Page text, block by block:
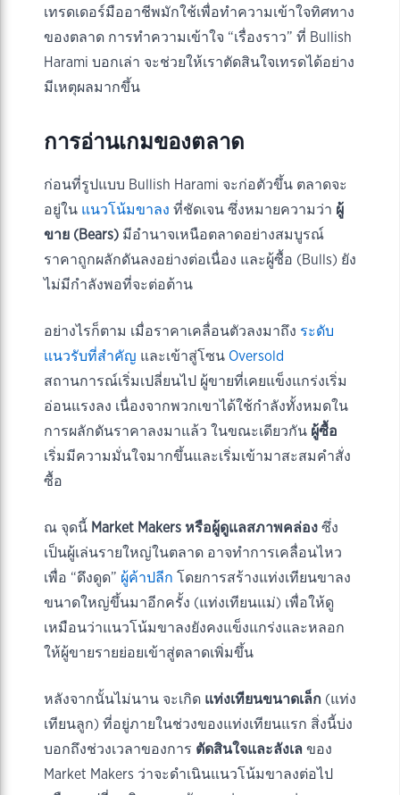
เทรดเดอร์มืออาชีพมักใช้เพื่อทำความเข้าใจทิศทาง
ของตลาด การทำความเข้าใจ “เรื่องราว” ที่ Bullish
Harami บอกเล่า จะช่วยให้เราตัดสินใจเทรดได้อย่าง
มีเหตุผลมากขึ้น
การอ่านเกมของตลาด
ก่อนที่รูปแบบ Bullish Harami จะก่อตัวขึ้น ตลาดจะ
อยู่ใน แนวโน้มขาลง ที่ชัดเจน ซึ่งหมายความว่า ผู้
ขาย (Bears) มีอำนาจเหนือตลาดอย่างสมบูรณ์
ราคาถูกผลักดันลงอย่างต่อเนื่อง และผู้ซื้อ (Bulls) ยัง
ไม่มีกำลังพอที่จะต่อต้าน
อย่างไรก็ตาม เมื่อราคาเคลื่อนตัวลงมาถึง ระดับ
แนวรับที่สำคัญ และเข้าสู่โซน Oversold
สถานการณ์เริ่มเปลี่ยนไป ผู้ขายที่เคยแข็งแกร่งเริ่ม
อ่อนแรงลง เนื่องจากพวกเขาได้ใช้กำลังทั้งหมดใน
การผลักดันราคาลงมาแล้ว ในขณะเดียวกัน ผู้ซื้อ
เริ่มมีความมั่นใจมากขึ้นและเริ่มเข้ามาสะสมคำสั่ง
ซื้อ
ณ จุดนี้ Market Makers หรือผู้ดูแลสภาพคล่อง ซึ่ง
เป็นผู้เล่นรายใหญ่ในตลาด อาจทำการเคลื่อนไหว
เพื่อ “ดึงดูด” ผู้ค้าปลีก โดยการสร้างแท่งเทียนขาลง
ขนาดใหญ่ขึ้นมาอีกครั้ง (แท่งเทียนแม่) เพื่อให้ดู
เหมือนว่าแนวโน้มขาลงยังคงแข็งแกร่งและหลอก
ให้ผู้ขายรายย่อยเข้าสู่ตลาดเพิ่มขึ้น
หลังจากนั้นไม่นาน จะเกิด แท่งเทียนขนาดเล็ก (แท่ง
เทียนลูก) ที่อยู่ภายในช่วงของแท่งเทียนแรก สิ่งนี้บ่ง
บอกถึงช่วงเวลาของการ ตัดสินใจและลังเล ของ
Market Makers ว่าจะดำเนินแนวโน้มขาลงต่อไป